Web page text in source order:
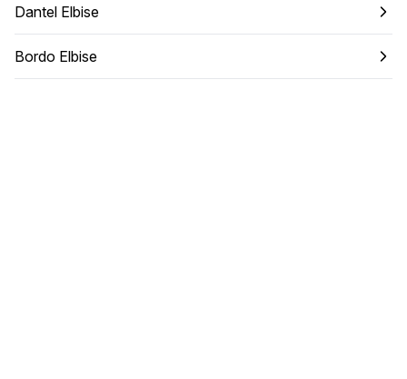
Dantel Elbise
Bordo Elbise